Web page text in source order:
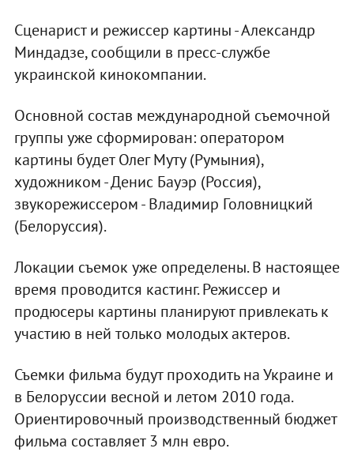
Сценарист и режиссер картины - Александр
Миндадзе, сообщили в пресс-службе
украинской кинокомпании.
Основной состав международной съемочной
группы уже сформирован: оператором
картины будет Олег Муту (Румыния),
художником - Денис Бауэр (Россия),
звукорежиссером - Владимир Головницкий
(Белоруссия).
Локации съемок уже определены. В настоящее
время проводится каcтинг. Режиссер и
продюсеры картины планируют привлекать к
участию в ней только молодых актеров.
Съемки фильма будут проходить на Украине и
в Белоруссии весной и летом 2010 года.
Ориентировочный производственный бюджет
фильма составляет 3 млн евро.